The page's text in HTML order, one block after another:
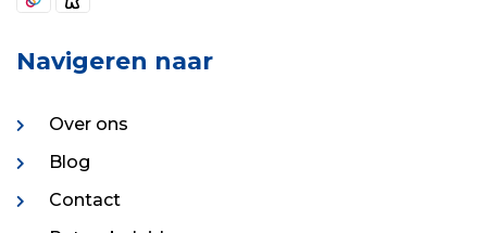
Navigeren naar
Over ons
Blog
Contact